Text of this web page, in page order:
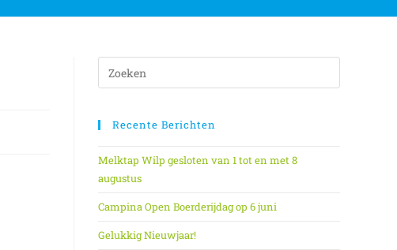
Recente Berichten
Melktap Wilp gesloten van 1 tot en met 8
augustus
Campina Open Boerderijdag op 6 juni
Gelukkig Nieuwjaar!